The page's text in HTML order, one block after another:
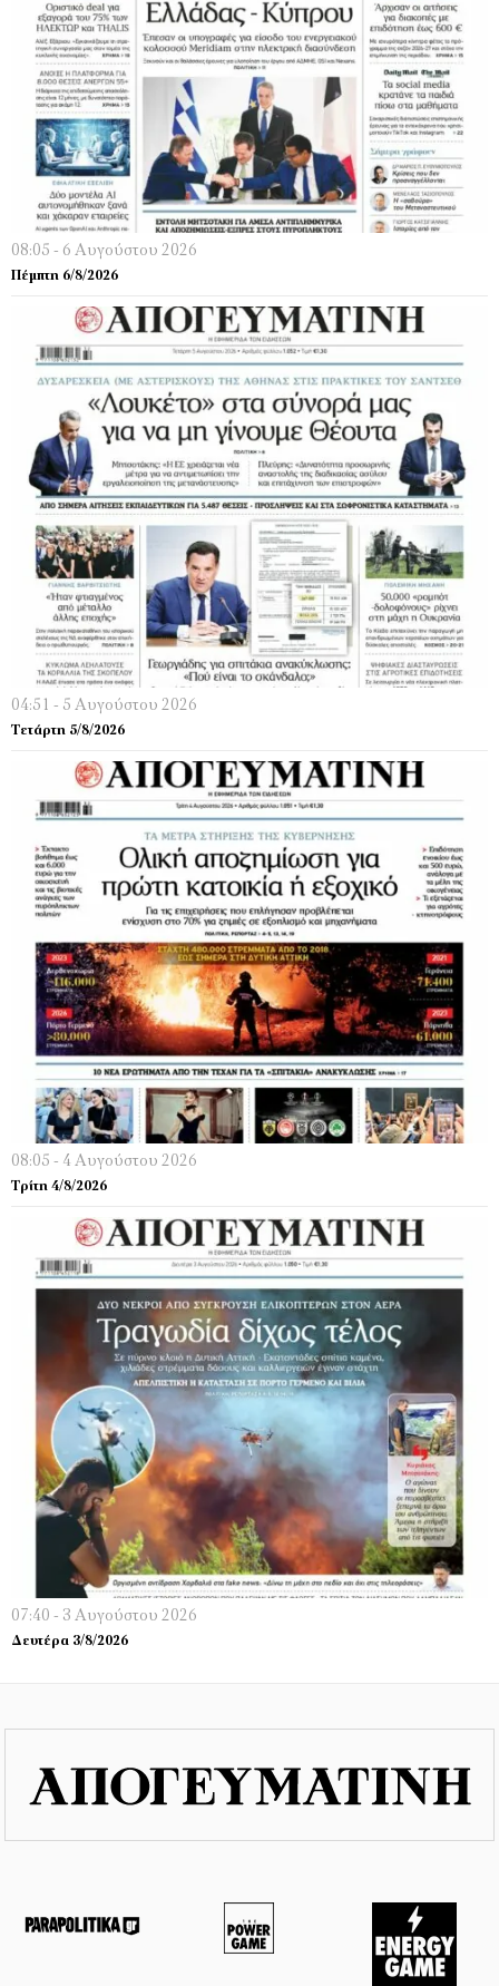
08:05 - 6 Αυγούστου 2026
Πέμπτη 6/8/2026
04:51 - 5 Αυγούστου 2026
Τετάρτη 5/8/2026
08:05 - 4 Αυγούστου 2026
Τρίτη 4/8/2026
07:40 - 3 Αυγούστου 2026
Δευτέρα 3/8/2026